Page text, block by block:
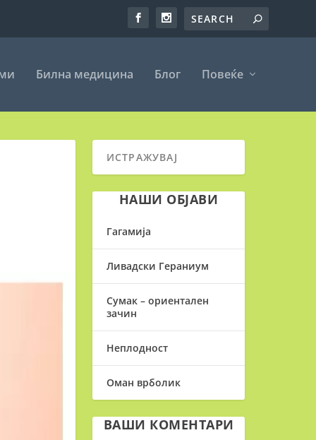
Билна медицина Блог Повеќе
НАШИ ОБЈАВИ
Гагамија
Ливадски Гераниум
Сумак – ориентален
зачин
Неплодност
Оман врболик
ВАШИ КОМЕНТАРИ